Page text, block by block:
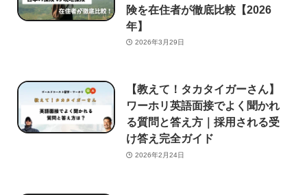
険を在住者が徹底比較【2026
年】
2026年3月29日
【教えて！タカタイガーさん】
ワーホリ英語面接でよく聞かれ
る質問と答え方｜採用される受
け答え完全ガイド
2026年2月24日